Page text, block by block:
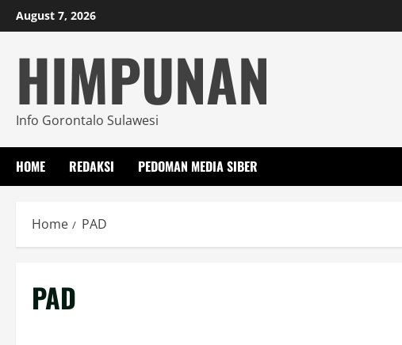
Skip
to
August 7, 2026
HIMPUNAN
Info Gorontalo Sulawesi
HOME REDAKSI PEDOMAN MEDIA SIBER
Home PAD
PAD